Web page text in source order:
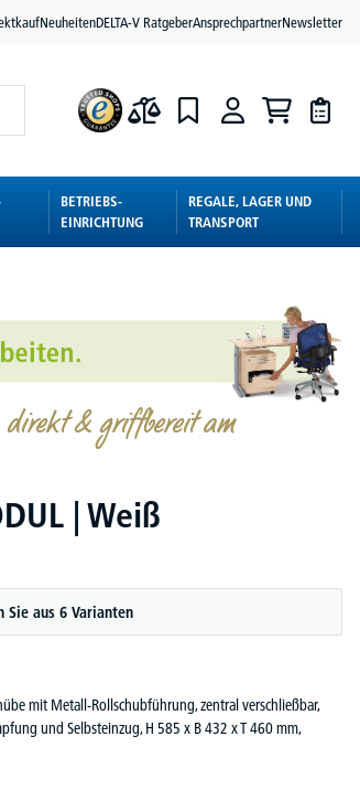
NeuheitenDELTA-V RatgeberAnsprechpartnerNewsletter
BETRIEBS-
EINRICHTUNG
REGALE, LAGER UND
TRANSPORT
& griffbereit am
| Weiß
Sie aus 6 Varianten
mit Metall-Rollschubführung, zentral verschließbar,
und Selbsteinzug, H 585 x B 432 x T 460 mm,